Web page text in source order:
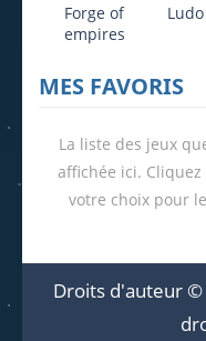
Forge of
empires
MES FAVORIS
La liste des jeux
affichée ici.
votre choix pour
Droits d'auteur